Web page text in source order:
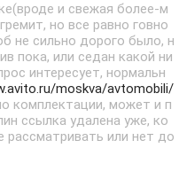
и свежая более-м
но все равно говно
не сильно дорого было, н
пока, или седан какой ни
интересует, нормальн
moskva/avtomobili/
комплектации, может и п
ссылка удалена уже, ко
рассматривать или нет до